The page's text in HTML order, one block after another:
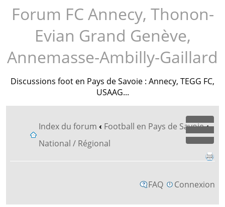
INSTAGRAM
Forum FC Annecy, Thonon-
Evian Grand Genève,
Annemasse-Ambilly-Gaillard
Discussions foot en Pays de Savoie : Annecy, TEGG FC,
USAAG...
Index du forum ‹ Football en Pays de Savoie‹
National / Régional
FAQ Connexion